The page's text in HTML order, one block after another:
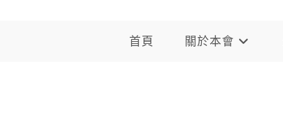
首頁 關於本會